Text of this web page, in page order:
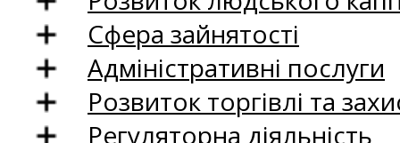
Сфера зайнятості
Адміністративні послуги
Розвиток торгівлі та
Регуляторна діяльність